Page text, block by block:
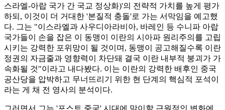
스라엘-아랍 국가 간 국교 정상화)'의 전략적 가치를 높게 평가
하되, 이것이 더 거대한 '본질적 충돌'로 가는 서막임을 예고했
다. 그는 "이스라엘과 사우디아라비아, 바레인 등 수니파 아랍
국가들이 손을 잡은 이 동맹이 이란의 시아파 원리주의를 고립
시키는 강력한 포위망이 될 것이며, 동맹이 공고해질수록 이란
정권의 자금줄과 영향력이 차단돼 결국 이란 내부적 붕괴가 가
속화될 것"이라고 내다봤다. 이는 이란의 강력한 배후인 중국
공산당을 압박하고 무너뜨리기 위한 현 단계의 핵심적 포석이
라는 게 채 전 영사의 분석이다.
그러면서 그는 '포스트 중국' 시대에 맞이할 근원적인 변화에